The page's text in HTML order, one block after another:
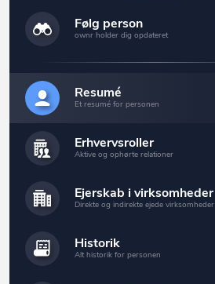
Følg person
ownr holder dig opdateret
Resumé
Et resumé for personen
Erhvervsroller
Aktive og ophørte relationer
Ejerskab i virksomheder
Direkte og indirekte ejede virksomheder
Historik
Alt historik for personen